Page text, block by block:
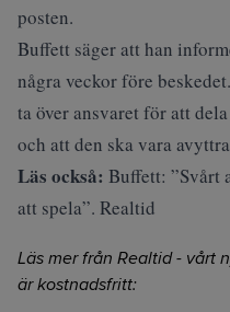
posten.
Buffett säger att han
några veckor före
ta över ansvaret för att
och att den ska vara
Läs också: Buffett: ”Svårt
att spela”. Realtid
Läs mer från Realtid - vårt
är kostnadsfritt: